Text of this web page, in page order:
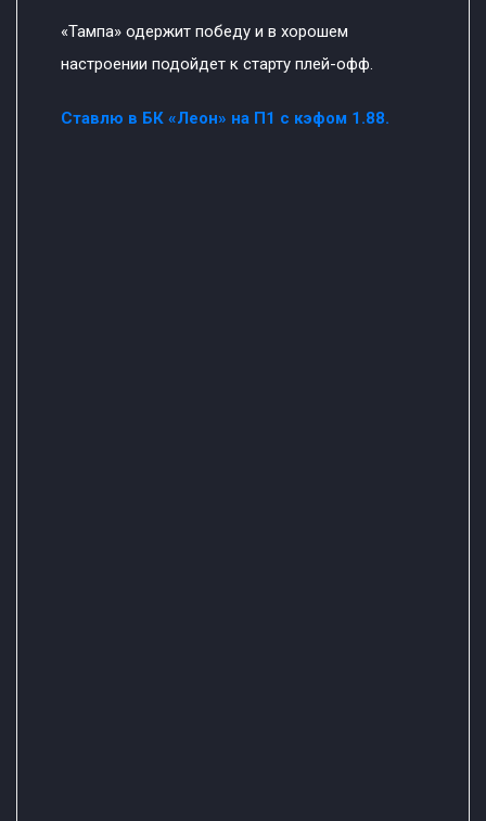
«Тампа» одержит победу и в хорошем
настроении подойдет к старту плей-офф.
Ставлю в БК «Леон» на П1 с кэфом 1.88.